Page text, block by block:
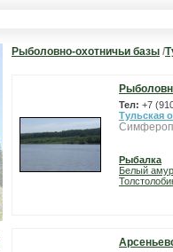
Рыболовно-охотничьи базы /
Тел: +7
Тульская
Рыбалка
Белый амур